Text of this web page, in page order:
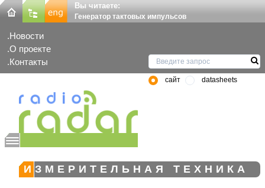
Вы читаете:
Генератор тактовых импульсов
Новости
О проекте
Контакты
сайт datasheets
ИЗМЕРИТЕЛЬНАЯ ТЕХНИКА